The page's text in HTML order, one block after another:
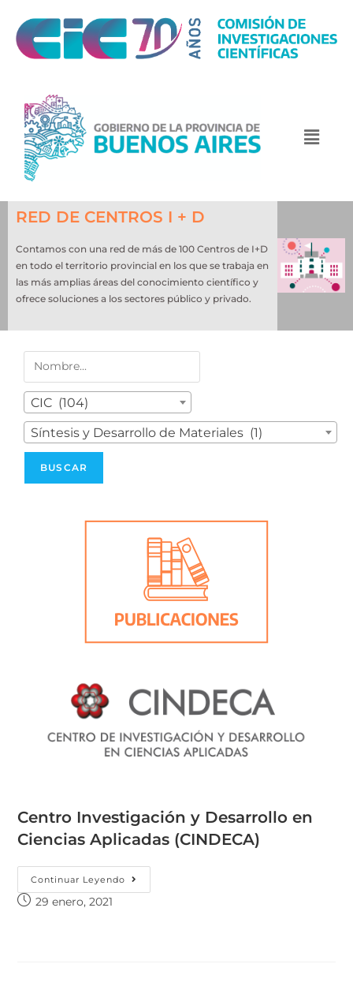
RED DE CENTROS I + D
Contamos con una red de más de 100 Centros de I+D
en todo el territorio provincial en los que se trabaja en
las más amplias áreas del conocimiento científico y
ofrece soluciones a los sectores público y privado.
CIC (104)
Síntesis y Desarrollo de Materiales (1)
Centro Investigación y Desarrollo en
Ciencias Aplicadas (CINDECA)
Continuar Leyendo
29 enero, 2021